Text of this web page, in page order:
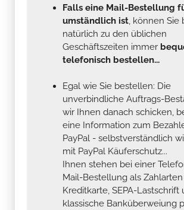
Falls eine Mail-Bestellung
umständlich ist, können Sie
natürlich zu den üblichen
Geschäftszeiten immer
telefonisch bestellen...
Egal wie Sie bestellen: Die
unverbindliche Auftrags-
wir Ihnen danach schicken,
eine Information zum
PayPal - selbstverständlich
mit PayPal Käuferschutz...
Ihnen stehen bei einer
Mail-Bestellung als Zahlarten
Kreditkarte, SEPA-Lastschrift
klassische Banküberweiung